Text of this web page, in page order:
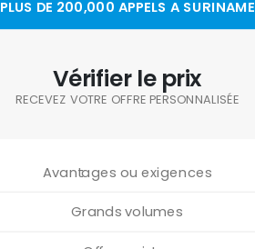
PLUS DE 200,000 APPELS A SURINAME
Vérifier le prix
RECEVEZ VOTRE OFFRE PERSONNALISÉE
Avantages ou exigences
Grands volumes